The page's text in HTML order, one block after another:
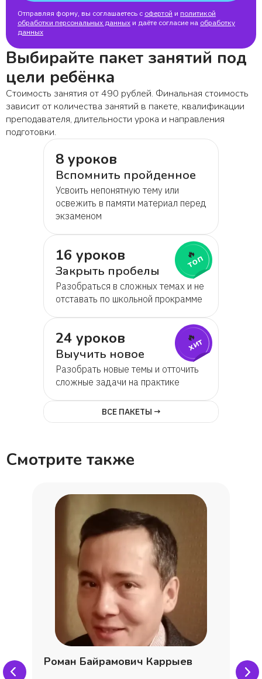
Егор
Дарья
Марина
Отправляя форму, вы соглашаетесь с офертой и политикой
обработки персональных данных и даёте согласие на обработку
данных
Выбирайте пакет занятий под
цели ребёнка
Стоимость занятия от 490 рублей. Финальная стоимость
зависит от количества занятий в пакете, квалификации
преподавателя, длительности урока и направления
подготовки.
8 уроков
Вспомнить пройденное
Усвоить непонятную тему или
освежить в памяти материал перед
экзаменом
16 уроков
Закрыть пробелы
Разобраться в сложных темах и не
отставать по школьной прокрамме
🔥
топ
24 уроков
Выучить новое
Разобрать новые темы и отточить
сложные задачи на практике
🔥
хит
ВСЕ ПАКЕТЫ →
Смотрите также
Роман Байрамович Каррыев